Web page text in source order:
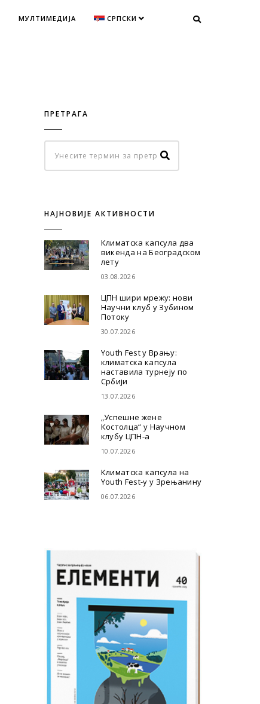
МУЛТИМЕДИЈА СРПСКИ
ПРЕТРАГА
НАЈНОВИЈЕ АКТИВНОСТИ
Климатска капсула два
викенда на Београдском
лету
03.08.2026
ЦПН шири мрежу: нови
Научни клуб у Зубином
Потоку
30.07.2026
Youth Fest у Врању:
климатска капсула
наставила турнеју по
Србији
13.07.2026
„Успешне жене
Костолца“ у Научном
клубу ЦПН-а
10.07.2026
Климатска капсула на
Youth Fest-у у Зрењанину
06.07.2026